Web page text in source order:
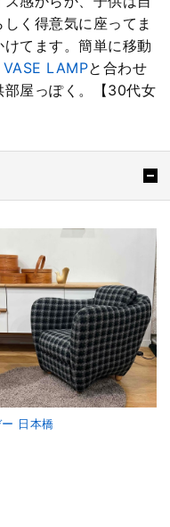
く得意気に座ってま
てます。簡単に移動
LAMPと合わせ
部屋っぽく。【30代女
日本橋